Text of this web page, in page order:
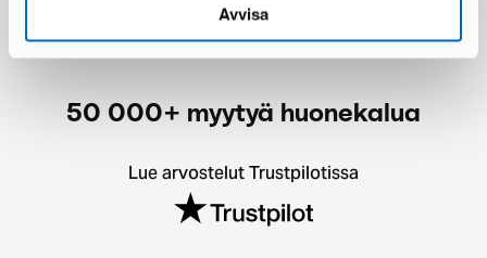
Avvisa
50 000+ myytyä huonekalua
Lue arvostelut Trustpilotissa